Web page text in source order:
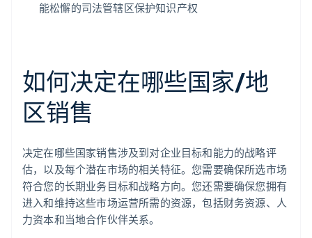
能松懈的司法管辖区保护知识产权
如何决定在哪些国家/地
区销售
决定在哪些国家销售涉及到对企业目标和能力的战略评
估，以及每个潜在市场的相关特征。您需要确保所选市场
符合您的长期业务目标和战略方向。您还需要确保您拥有
进入和维持这些市场运营所需的资源，包括财务资源、人
力资本和当地合作伙伴关系。